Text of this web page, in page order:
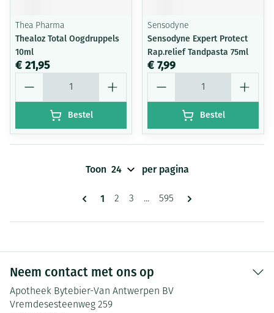
Thea Pharma
Thealoz Total Oogdruppels
10ml
€ 21,95
Bestel
Sensodyne
Sensodyne Expert Protect
Rap.relief Tandpasta 75ml
€ 7,99
Bestel
Pagina's
U lees momenteel pagina
1 Pagina
2 Pagina
3 ... Pagina
595
Toon per pagina
Neem contact met ons op
Apotheek Bytebier-Van Antwerpen BV
Vremdesesteenweg 259